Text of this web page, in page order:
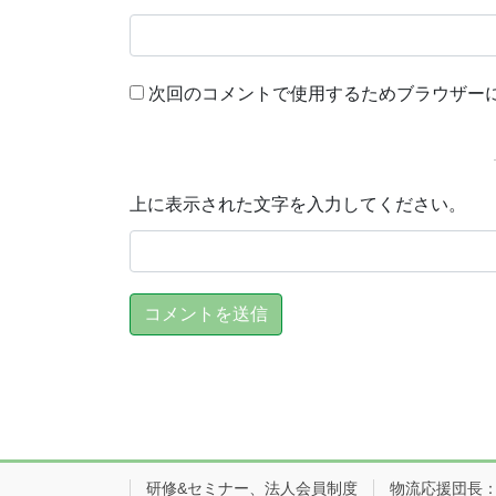
次回のコメントで使用するためブラウザ
上に表示された文字を入力してください。
研修&セミナー、法人会員制度 物流応援団長